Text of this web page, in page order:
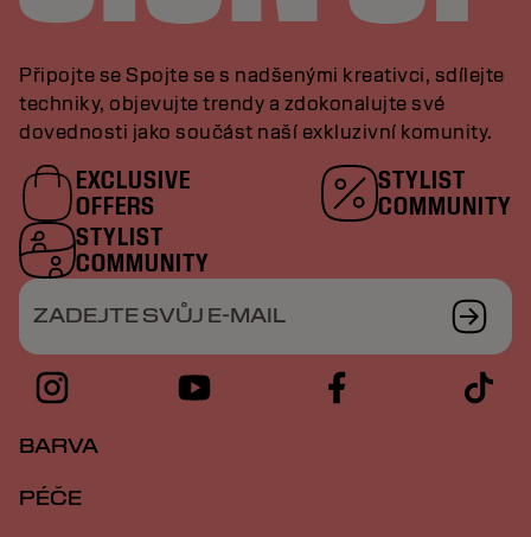
Připojte se Spojte se s nadšenými kreativci, sdílejte
techniky, objevujte trendy a zdokonalujte své
dovednosti jako součást naší exkluzivní komunity.
EXCLUSIVE
OFFERS
STYLIST
COMMUNITY
STYLIST
COMMUNITY
ZADEJTE SVŮJ E-MAIL
BARVA
PÉČE